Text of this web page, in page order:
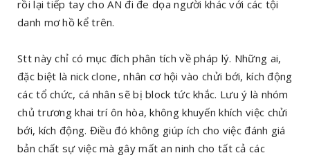
rồi lại tiếp tay cho AN đi đe dọa người khác với các tội
danh mơ hồ kể trên.
Stt này chỉ có mục đích phân tích về pháp lý. Những ai,
đặc biệt là nick clone, nhân cơ hội vào chửi bới, kích động
các tổ chức, cá nhân sẽ bị block tức khắc. Lưu ý là nhóm
chủ trương khai trí ôn hòa, không khuyến khích việc chửi
bới, kích động. Điều đó không giúp ích cho việc đánh giá
bản chất sự việc mà gây mất an ninh cho tất cả các